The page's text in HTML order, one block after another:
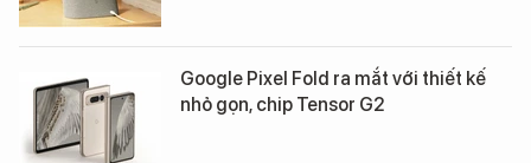
Google Pixel Fold ra mắt với thiết kế
nhỏ gọn, chip Tensor G2